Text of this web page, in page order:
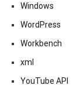
Windows
WordPress
Workbench
xml
YouTube API